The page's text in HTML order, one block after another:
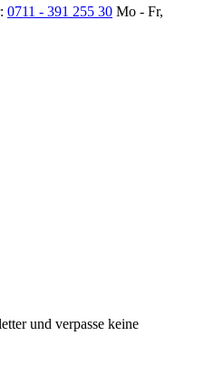
0711 - 391 255 30 Mo - Fr,
und verpasse keine